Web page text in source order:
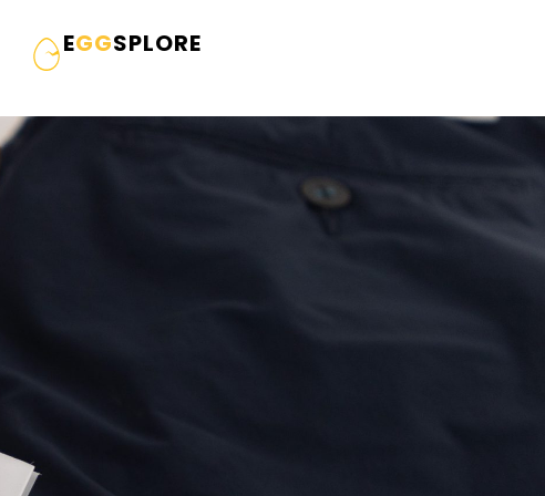
EGGSPLORE